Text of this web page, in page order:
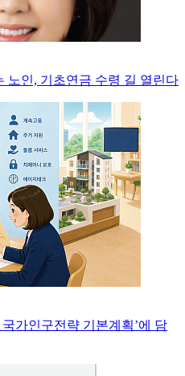
노인, 기초연금 수령 길 열린다
가인구전략 기본계획’에 담